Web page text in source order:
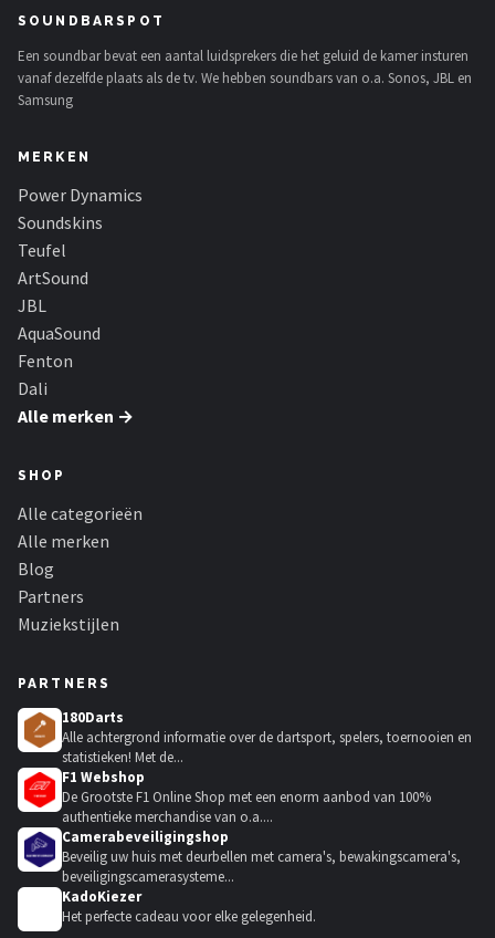
SOUNDBARSPOT
Een soundbar bevat een aantal luidsprekers die het geluid de kamer insturen
vanaf dezelfde plaats als de tv. We hebben soundbars van o.a. Sonos, JBL en
Samsung
MERKEN
Power Dynamics
Soundskins
Teufel
ArtSound
JBL
AquaSound
Fenton
Dali
Alle merken →
SHOP
Alle categorieën
Alle merken
Blog
Partners
Muziekstijlen
PARTNERS
180Darts
Alle achtergrond informatie over de dartsport, spelers, toernooien en
statistieken! Met de...
F1 Webshop
De Grootste F1 Online Shop met een enorm aanbod van 100%
authentieke merchandise van o.a....
Camerabeveiligingshop
Beveilig uw huis met deurbellen met camera's, bewakingscamera's,
beveiligingscamerasysteme...
KadoKiezer
Het perfecte cadeau voor elke gelegenheid.